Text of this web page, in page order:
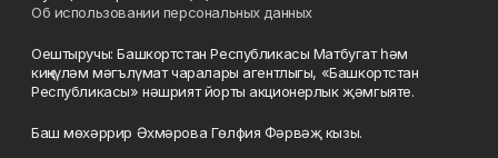
Об использовании персональных данных
Оештыручы: Башкортстан Республикасы Матбугат һәм
киңкүләм мәгълүмат чаралары агентлыгы, «Башкортстан
Республикасы» нәшрият йорты акционерлык җәмгыяте.
Баш мөхәррир Әхмәрова Гөлфия Фәрвәҗ кызы.